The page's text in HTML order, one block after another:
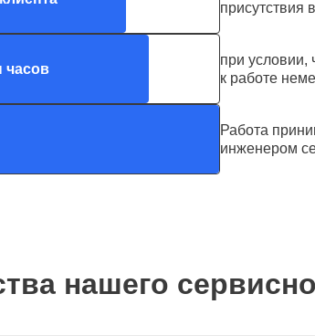
присутствия
часов
при условии,
к работе
Работа
инженером
нашего